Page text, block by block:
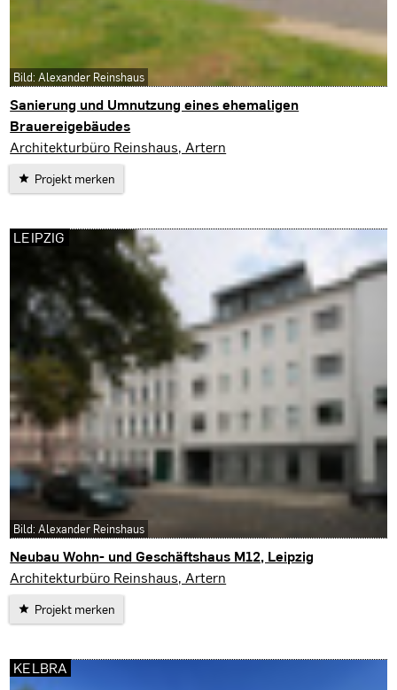
Sanierung und Umnutzung eines ehemaligen
Brauereigebäudes
Artern
Architekturbüro Reinshaus, Artern
Projekt merken
Bild: Alexander Reinshaus
Neubau Wohn- und Geschäftshaus M12, Leipzig
Leipzig
Architekturbüro Reinshaus, Artern
Projekt merken
LEIPZIG
Bild: Alexander Reinshaus
KELBRA